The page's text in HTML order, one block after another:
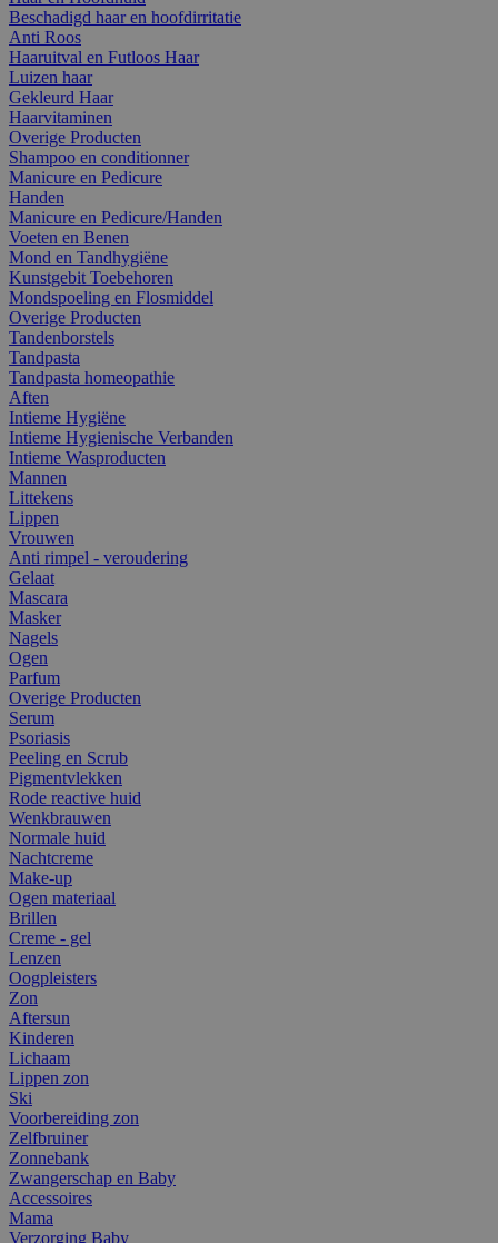
Beschadigd haar en hoofdirritatie
Anti Roos
Haaruitval en Futloos Haar
Luizen haar
Gekleurd Haar
Haarvitaminen
Overige Producten
Shampoo en conditionner
Manicure en Pedicure
Handen
Manicure en Pedicure/Handen
Voeten en Benen
Mond en Tandhygiëne
Kunstgebit Toebehoren
Mondspoeling en Flosmiddel
Overige Producten
Tandenborstels
Tandpasta
Tandpasta homeopathie
Aften
Intieme Hygiëne
Intieme Hygienische Verbanden
Intieme Wasproducten
Mannen
Littekens
Lippen
Vrouwen
Anti rimpel - veroudering
Gelaat
Mascara
Masker
Nagels
Ogen
Parfum
Overige Producten
Serum
Psoriasis
Peeling en Scrub
Pigmentvlekken
Rode reactive huid
Wenkbrauwen
Normale huid
Nachtcreme
Make-up
Ogen materiaal
Brillen
Creme - gel
Lenzen
Oogpleisters
Zon
Aftersun
Kinderen
Lichaam
Lippen zon
Ski
Voorbereiding zon
Zelfbruiner
Zonnebank
Zwangerschap en Baby
Accessoires
Mama
Verzorging Baby